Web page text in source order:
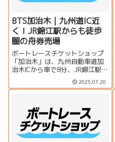
BTS加治木｜九州道IC近
く！JR錦江駅からも徒歩
圏の舟券売場
ボートレースチケットショップ
「加治木」は、九州自動車道加
治木ICから車で8分、JR錦江駅か
ら徒歩15分の好立地。ドライブ
がてら立ち寄れる、アクセス良
2025.07.20